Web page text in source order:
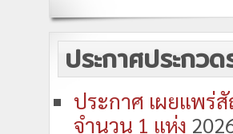
ประกาศประกว
ประกาศ เผยแพร่
จำนวน 1 แห่ง